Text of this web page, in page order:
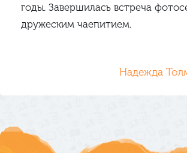
годы. Завершилась встреча
дружеским чаепитием.
Надежда